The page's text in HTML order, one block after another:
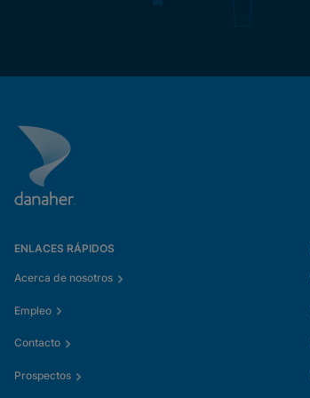
ENLACES RÁPIDOS
Acerca de nosotros
Empleo
Contacto
Prospectos